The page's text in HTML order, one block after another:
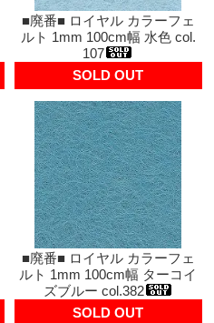
■廃番■ ロイヤル カラーフェ
ルト 1mm 100cm幅 水色 col.
107
SOLD OUT
■廃番■ ロイヤル カラーフェ
ルト 1mm 100cm幅 ターコイ
ズブルー col.382
SOLD OUT